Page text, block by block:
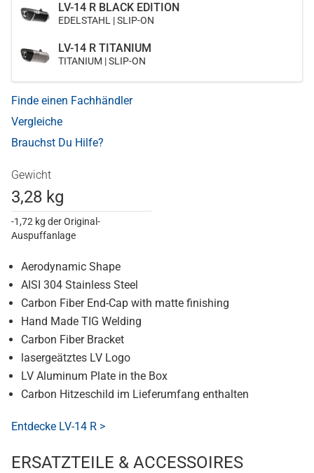
LV-14 R BLACK EDITION
EDELSTAHL | SLIP-ON
LV-14 R TITANIUM
TITANIUM | SLIP-ON
Finde einen Fachhändler
Vergleiche
Brauchst Du Hilfe?
Gewicht
3,28 kg
-1,72 kg der Original-
Auspuffanlage
Aerodynamic Shape
AISI 304 Stainless Steel
Carbon Fiber End-Cap with matte finishing
Hand Made TIG Welding
Carbon Fiber Bracket
lasergeätztes LV Logo
LV Aluminum Plate in the Box
Carbon Hitzeschild im Lieferumfang enthalten
Entdecke LV-14 R >
ERSATZTEILE & ACCESSOIRES